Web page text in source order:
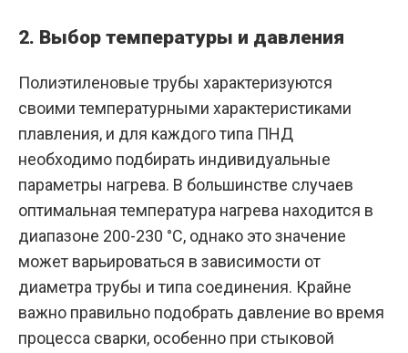
2. Выбор температуры и давления
Полиэтиленовые трубы характеризуются
своими температурными характеристиками
плавления, и для каждого типа ПНД
необходимо подбирать индивидуальные
параметры нагрева. В большинстве случаев
оптимальная температура нагрева находится в
диапазоне 200-230 °C, однако это значение
может варьироваться в зависимости от
диаметра трубы и типа соединения. Крайне
важно правильно подобрать давление во время
процесса сварки, особенно при стыковой